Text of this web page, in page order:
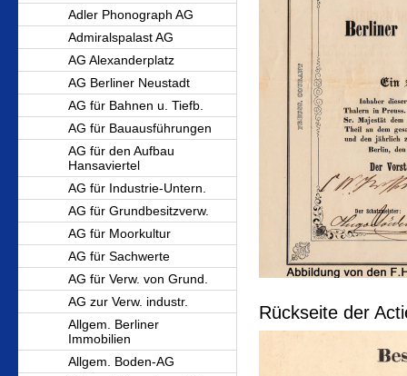
Adler Phonograph AG
Admiralspalast AG
AG Alexanderplatz
AG Berliner Neustadt
AG für Bahnen u. Tiefb.
AG für Bauausführungen
AG für den Aufbau
Hansaviertel
AG für Industrie-Untern.
AG für Grundbesitzverw.
AG für Moorkultur
AG für Sachwerte
AG für Verw. von Grund.
AG zur Verw. industr.
Allgem. Berliner
Immobilien
Allgem. Boden-AG
Rückseite der